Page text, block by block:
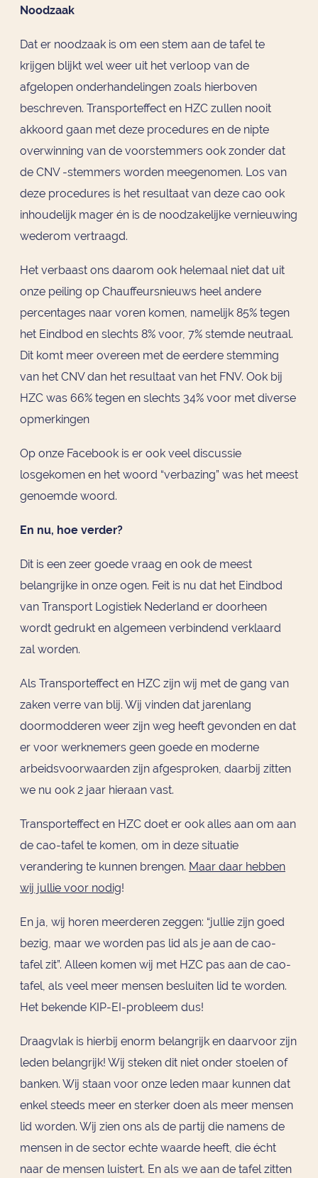
Noodzaak
Dat er noodzaak is om een stem aan de tafel te
krijgen blijkt wel weer uit het verloop van de
afgelopen onderhandelingen zoals hierboven
beschreven. Transporteffect en HZC zullen nooit
akkoord gaan met deze procedures en de nipte
overwinning van de voorstemmers ook zonder dat
de CNV -stemmers worden meegenomen. Los van
deze procedures is het resultaat van deze cao ook
inhoudelijk mager én is de noodzakelijke vernieuwing
wederom vertraagd.
Het verbaast ons daarom ook helemaal niet dat uit
onze peiling op Chauffeursnieuws heel andere
percentages naar voren komen, namelijk 85% tegen
het Eindbod en slechts 8% voor, 7% stemde neutraal.
Dit komt meer overeen met de eerdere stemming
van het CNV dan het resultaat van het FNV. Ook bij
HZC was 66% tegen en slechts 34% voor met diverse
opmerkingen
Op onze Facebook is er ook veel discussie
losgekomen en het woord “verbazing” was het meest
genoemde woord.
En nu, hoe verder?
Dit is een zeer goede vraag en ook de meest
belangrijke in onze ogen. Feit is nu dat het Eindbod
van Transport Logistiek Nederland er doorheen
wordt gedrukt en algemeen verbindend verklaard
zal worden.
Als Transporteffect en HZC zijn wij met de gang van
zaken verre van blij. Wij vinden dat jarenlang
doormodderen weer zijn weg heeft gevonden en dat
er voor werknemers geen goede en moderne
arbeidsvoorwaarden zijn afgesproken, daarbij zitten
we nu ook 2 jaar hieraan vast.
Transporteffect en HZC doet er ook alles aan om aan
de cao-tafel te komen, om in deze situatie
verandering te kunnen brengen. Maar daar hebben
wij jullie voor nodig!
En ja, wij horen meerderen zeggen: “jullie zijn goed
bezig, maar we worden pas lid als je aan de cao-
tafel zit”. Alleen komen wij met HZC pas aan de cao-
tafel, als veel meer mensen besluiten lid te worden.
Het bekende KIP-EI-probleem dus!
Draagvlak is hierbij enorm belangrijk en daarvoor zijn
leden belangrijk! Wij steken dit niet onder stoelen of
banken. Wij staan voor onze leden maar kunnen dat
enkel steeds meer en sterker doen als meer mensen
lid worden. Wij zien ons als de partij die namens de
mensen in de sector echte waarde heeft, die écht
naar de mensen luistert. En als we aan de tafel zitten